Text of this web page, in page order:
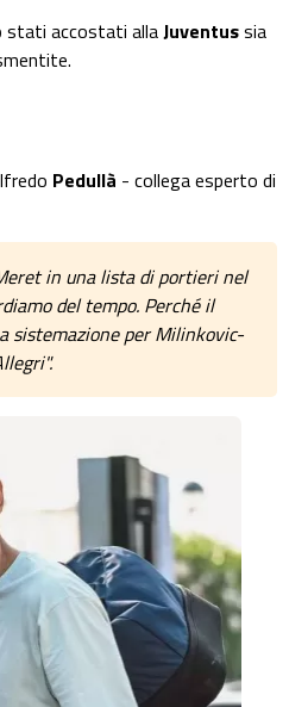
stati accostati allaJuventussia
Pedullà - collega esperto di
in una lista di portieri nel
del tempo. Perché il
sistemazione per Milinkovic-